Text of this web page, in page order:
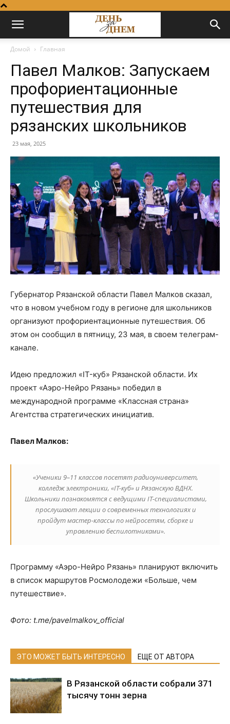
Домой Главная
Павел Малков: Запускаем
профориентационные
путешествия для
рязанских школьников
23 мая, 2025
Губернатор Рязанской области Павел Малков сказал,
что в новом учебном году в регионе для школьников
организуют профориентационные путешествия. Об
этом он сообщил в пятницу, 23 мая, в своем телеграм-
канале.
Идею предложил «IT-куб» Рязанской области. Их
проект «Аэро-Нейро Рязань» победил в
международной программе «Классная страна»
Агентства стратегических инициатив.
Павел Малков:
«Ученики 9–11 классов посетят радиоуниверситет,
колледж электроники, «IT-куб» и Рязанскую ВДНХ.
Школьники познакомятся с ведущими IT-специалистами,
прослушают лекции о современных технологиях и
пройдут мастер-классы по нейросетям, сборке и
управлению беспилотниками».
Программу «Аэро-Нейро Рязань» планируют включить
в список маршрутов Росмолодежи «Больше, чем
путешествие».
Фото: t.me/pavelmalkov_official
ЭТО МОЖЕТ БЫТЬ ИНТЕРЕСНО ЕЩЕ ОТ АВТОРА
В Рязанской области собрали 371
тысячу тонн зерна